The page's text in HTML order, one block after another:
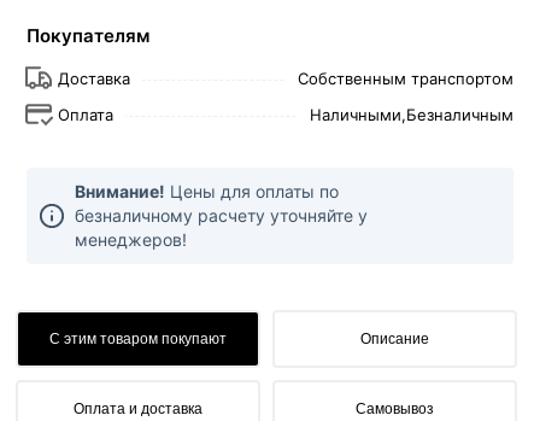
Покупателям
Доставка
Собственным транспортом
Оплата
Наличными,Безналичным
Внимание! Цены для оплаты по
безналичному расчету уточняйте у
менеджеров!
С этим товаром покупают Описание
Оплата и доставка Самовывоз